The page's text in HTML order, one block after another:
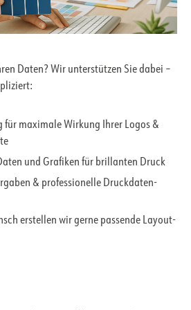
Daten? Wir unterstützen Sie dabei –
für maximale Wirkung Ihrer Logos &
und Grafiken für brillanten Druck
& professionelle Druckdaten-
erstellen wir gerne passende Layout-